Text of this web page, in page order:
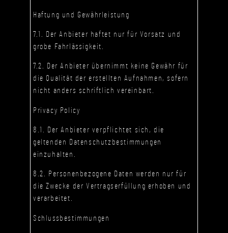
Haftung und Gewährleistung
7.1. Der Anbieter haftet nur für Vorsatz und
grobe Fahrlässigkeit.
7.2. Der Anbieter übernimmt keine Gewähr für
die Qualität der erstellten Aufnahmen, sofern
nicht anders schriftlich vereinbart.
Privacy Policy
8.1. Der Anbieter verpflichtet sich, die
geltenden Datenschutzbestimmungen
einzuhalten.
8.2. Personenbezogene Daten werden nur für
die Zwecke der Vertragserfüllung erhoben und
verarbeitet.
Schlussbestimmungen